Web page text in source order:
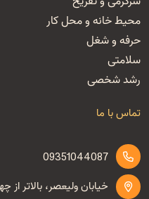
محیط خانه و محل کار
حرفه و شغل
سلامتی
رشد شخصی
تماس با ما
09351044087
خیابان ولیعصر، بالاتر از